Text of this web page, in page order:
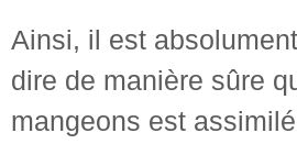
Ainsi, il est
dire de manière sûre
mangeons est